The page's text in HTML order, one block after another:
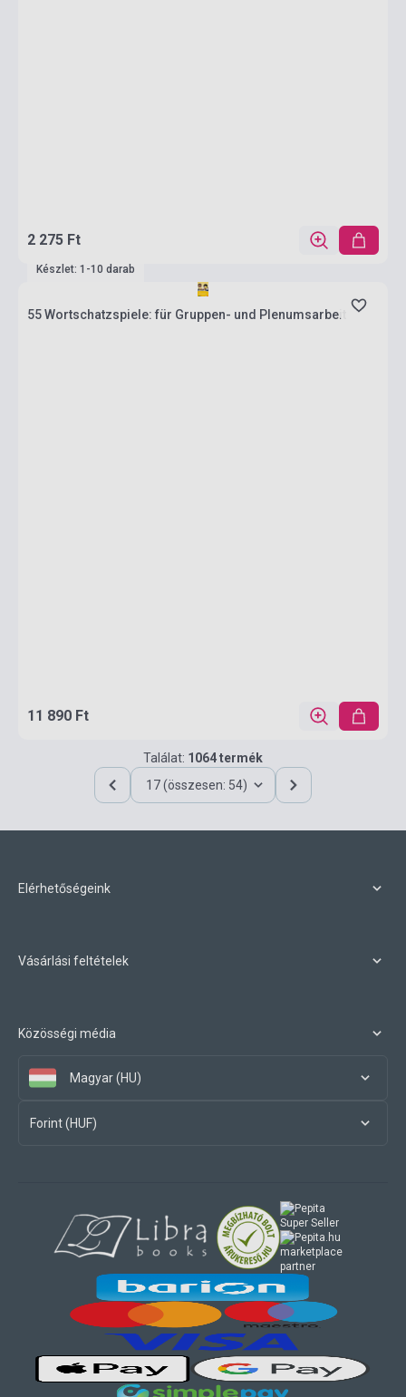
2 275 Ft
Készlet: 1-10 darab
55 Wortschatzspiele: für Gruppen- und Plenumsarbeit
11 890 Ft
Találat: 1064 termék
17 (összesen: 54)
Elérhetőségeink
Vásárlási feltételek
Közösségi média
Magyar (HU)
Forint (HUF)
marketplace
partner